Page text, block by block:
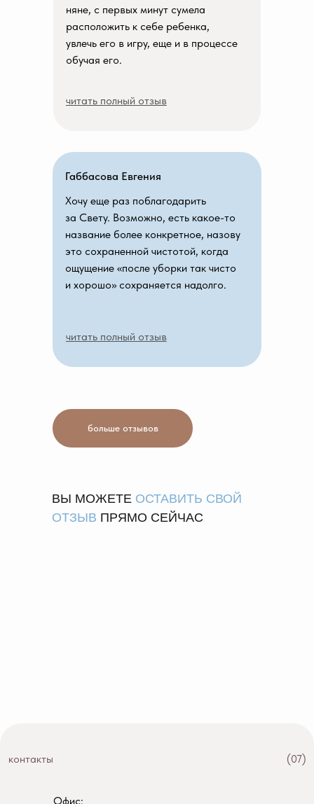
ВЫ МОЖЕТЕ ОСТАВИТЬ СВОЙ
ОТЗЫВ ПРЯМО СЕЙЧАС
читать полный отзыв
Хочу еще раз поблагодарить
за Свету. Возможно, есть какое-то
название более конкретное, назову
это сохраненной чистотой, когда
ощущение «после уборки так чисто
и хорошо» сохраняется надолго.
Габбасова Евгения
няне, с первых минут сумела
расположить к себе ребенка,
увлечь его в игру, еще и в процессе
обучая его.
читать полный отзыв
больше отзывов
(07)
контакты
Офис: